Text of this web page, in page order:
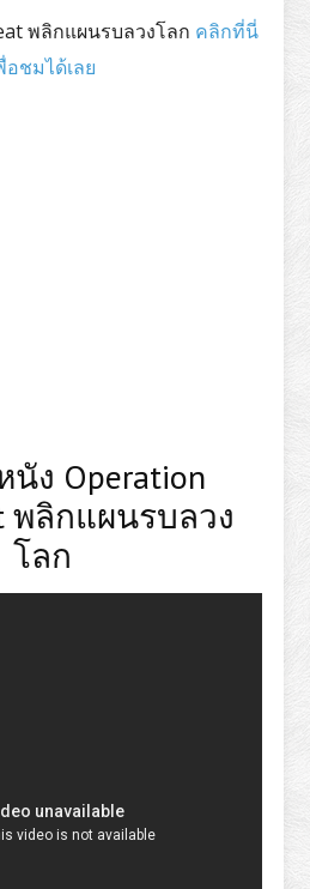
พลิกแผนรบลวงโลก คลิกที่นี่
อชมได้เลย
ง Operation
พลิกแผนรบลวง
โลก